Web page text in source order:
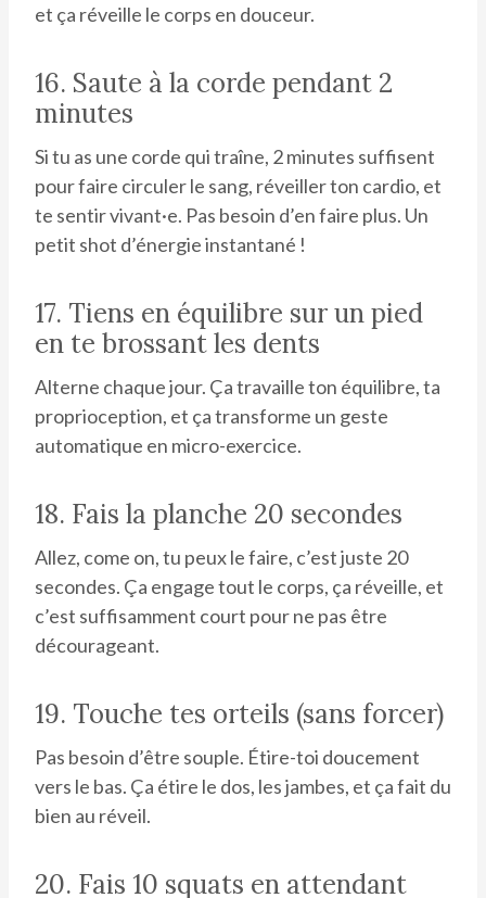
et ça réveille le corps en douceur.
16. Saute à la corde pendant 2
minutes
Si tu as une corde qui traîne, 2 minutes suffisent
pour faire circuler le sang, réveiller ton cardio, et
te sentir vivant·e. Pas besoin d’en faire plus. Un
petit shot d’énergie instantané !
17. Tiens en équilibre sur un pied
en te brossant les dents
Alterne chaque jour. Ça travaille ton équilibre, ta
proprioception, et ça transforme un geste
automatique en micro-exercice.
18. Fais la planche 20 secondes
Allez, come on, tu peux le faire, c’est juste 20
secondes. Ça engage tout le corps, ça réveille, et
c’est suffisamment court pour ne pas être
décourageant.
19. Touche tes orteils (sans forcer)
Pas besoin d’être souple. Étire-toi doucement
vers le bas. Ça étire le dos, les jambes, et ça fait du
bien au réveil.
20. Fais 10 squats en attendant